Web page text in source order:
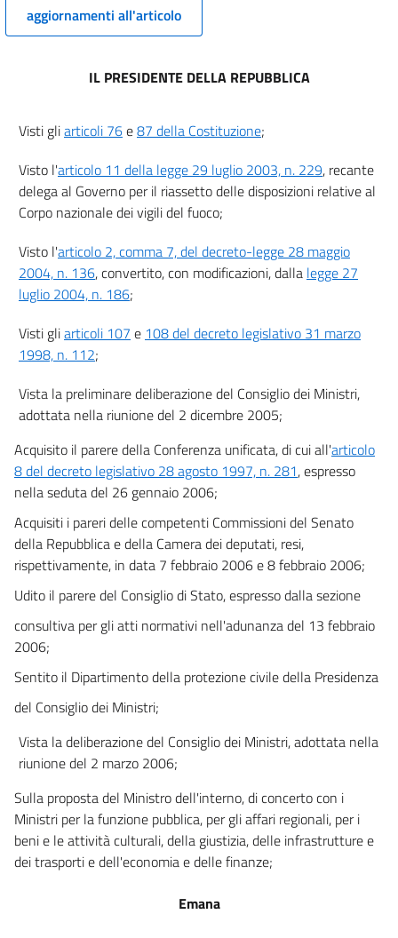
12
Capo III
15
16
17
18
19
20
21
22
23
SOCCORSO PUBBLICO
24
25
26
Capo V
DISPOSIZIONI IN MATERIA DI AMMINISTRAZIONE E CONTABILITÀ
27
28
Capo VI
29
32
33
34
35
36
aggiornamenti all'articolo
IL PRESIDENTE DELLA REPUBBLICA
Visti gliarticoli 76e87 della Costituzione;
Visto l'articolo 11 della legge 29 luglio 2003, n. 229, recante
delega al Governo per il riassetto delle disposizioni relative al
Corpo nazionale dei vigili del fuoco;
Visto l'articolo 2, comma 7, del decreto-legge 28 maggio
2004, n. 136, convertito, con modificazioni, dalla legge 27
luglio 2004, n. 186;
Visti gliarticoli 107 e 108 del decreto legislativo 31 marzo
1998, n. 112;
Vista la preliminare deliberazione del Consiglio dei Ministri,
adottata nella riunione del 2 dicembre 2005;
Acquisito il parere della Conferenza unificata, di cui all'articolo
8 del decreto legislativo 28 agosto 1997, n. 281, espresso
nella seduta del 26 gennaio 2006;
Acquisiti i pareri delle competenti Commissioni del Senato
della Repubblica e della Camera dei deputati, resi,
rispettivamente, in data 7 febbraio 2006 e 8 febbraio 2006;
Udito il parere del Consiglio di Stato, espresso dalla sezione
consultiva per gli atti normativi nell'adunanza del 13 febbraio
2006;
Sentito il Dipartimento della protezione civile della Presidenza
del Consiglio dei Ministri;
Vista la deliberazione del Consiglio dei Ministri, adottata nella
riunione del 2 marzo 2006;
Sulla proposta del Ministro dell'interno, di concerto con i
Ministri per la funzione pubblica, per gli affari regionali, per i
beni e le attività culturali, della giustizia, delle infrastrutture e
dei trasporti e dell'economia e delle finanze;
Emana